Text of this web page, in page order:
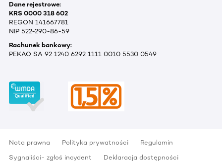
Dane rejestrowe:
KRS 0000 318 602
REGON 141667781
NIP 522-290-86-59
Rachunek bankowy:
PEKAO SA 92 1240 6292 1111 0010 5530 0549
Nota prawna Polityka prywatności
Regulamin
Sygnaliści- zgłoś incydent
Deklaracja dostępności